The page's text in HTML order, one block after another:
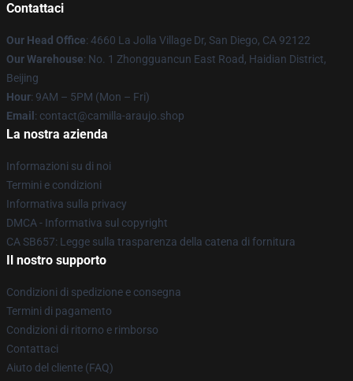
Contattaci
Our Head Office: 4660 La Jolla Village Dr, San Diego, CA 92122
Our Warehouse: No. 1 Zhongguancun East Road, Haidian District,
Beijing
Hour: 9AM – 5PM (Mon – Fri)
Email : contact@camilla-araujo.shop
La nostra azienda
Informazioni su di noi
Termini e condizioni
Informativa sulla privacy
DMCA - Informativa sul copyright
CA SB657: Legge sulla trasparenza della catena di fornitura
Il nostro supporto
Condizioni di spedizione e consegna
Termini di pagamento
Condizioni di ritorno e rimborso
Contattaci
Aiuto del cliente (FAQ)